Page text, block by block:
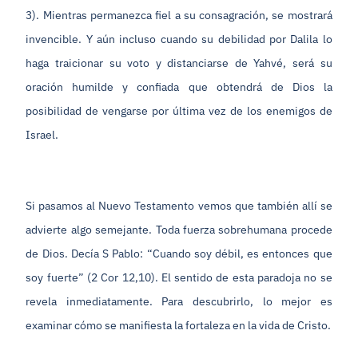
3). Mientras permanezca fiel a su consagración, se mostrará
invencible. Y aún incluso cuando su debilidad por Dalila lo
haga traicionar su voto y distanciarse de Yahvé, será su
oración humilde y confiada que obtendrá de Dios la
posibilidad de vengarse por última vez de los enemigos de
Israel.
Si pasamos al Nuevo Testamento vemos que también allí se
advierte algo semejante. Toda fuerza sobrehumana procede
de Dios. Decía S Pablo: “Cuando soy débil, es entonces que
soy fuerte” (2 Cor 12,10). El sentido de esta paradoja no se
revela inmediatamente. Para descubrirlo, lo mejor es
examinar cómo se manifiesta la fortaleza en la vida de Cristo.